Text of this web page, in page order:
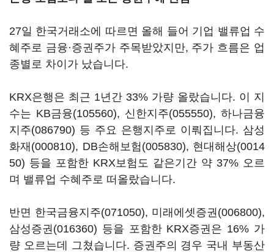
27일 한국거래소에 따르면 올해 들어 기업 밸류업 수
혜주로 금융·증권주가 주목받았지만, 주가 흐름은 업
종별로 차이가 났습니다.
KRX은행은 최근 1년간 33% 가량 올랐습니다. 이 지
수는 KB금융(105560), 신한지주(055550), 하나금융
지주(086790) 등 주요 은행지주로 이뤄집니다. 삼성
화재(000810), DB손해보험(005830), 현대해상(0014
50) 등을 포함한 KRX보험도 같은기간 약 37% 오르
며 밸류업 수혜주로 떠올랐습니다.
반면 한국금융지주(071050), 미래에셋증권(006800),
삼성증권(016360) 등을 포함한 KRX증권은 16% 가
량 오르는데 그쳤습니다. 증권주의 경우 국내 부동산